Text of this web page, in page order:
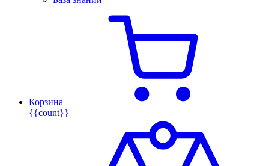
Корзина
{{count}}